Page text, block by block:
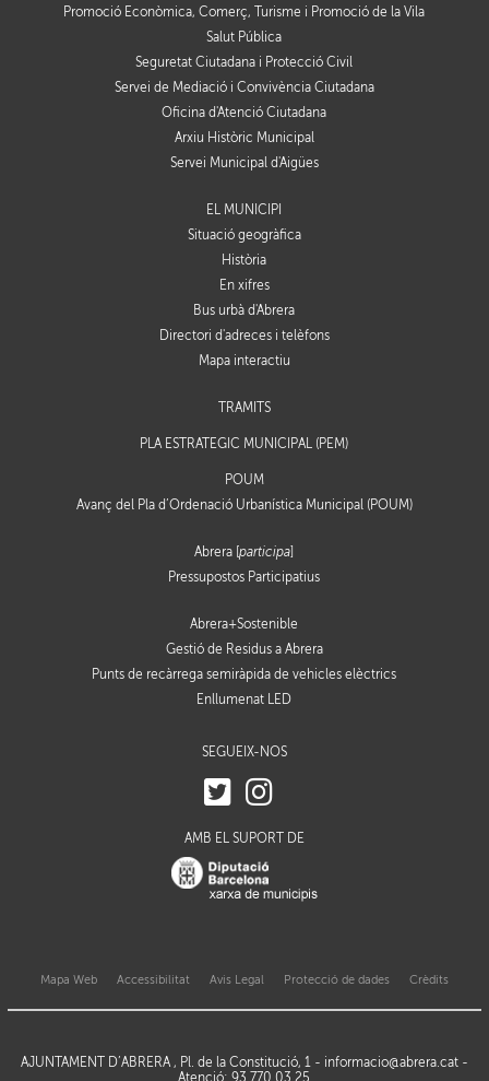
Promoció Econòmica, Comerç, Turisme i Promoció de la Vila
Salut Pública
Seguretat Ciutadana i Protecció Civil
Servei de Mediació i Convivència Ciutadana
Oficina d'Atenció Ciutadana
Arxiu Històric Municipal
Servei Municipal d'Aigües
EL MUNICIPI
Situació geogràfica
Història
En xifres
Bus urbà d'Abrera
Directori d'adreces i telèfons
Mapa interactiu
TRÀMITS
PLA ESTRATÈGIC MUNICIPAL (PEM)
POUM
Avanç del Pla d’Ordenació Urbanística Municipal (POUM)
Abrera [participa
Pressupostos Participatius
Abrera+Sostenible
Gestió de Residus a Abrera
Punts de recàrrega semiràpida de vehicles elèctrics
Enllumenat LED
SEGUEIX-NOS
AMB EL SUPORT DE
Mapa Web Accessibilitat Avis Legal Protecció de dades Crèdits
AJUNTAMENT D’ABRERA , Pl. de la Constitució, 1 - informacio@abrera.cat-
Atenció: 93 770 03 25